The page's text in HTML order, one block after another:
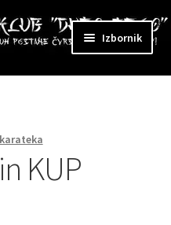
Izbornik
karateka
KUP